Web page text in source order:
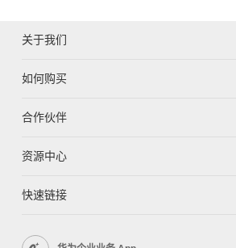
关于我们
如何购买
合作伙伴
资源中心
快速链接